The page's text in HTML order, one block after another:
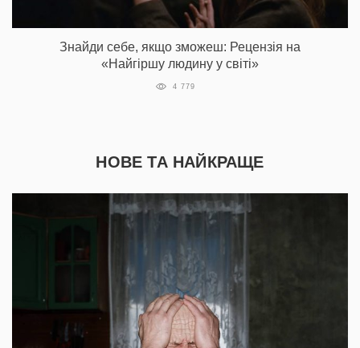
Знайди себе, якщо зможеш: Рецензія на
«Найгіршу людину у світі»
4 779
НОВЕ ТА НАЙКРАЩЕ